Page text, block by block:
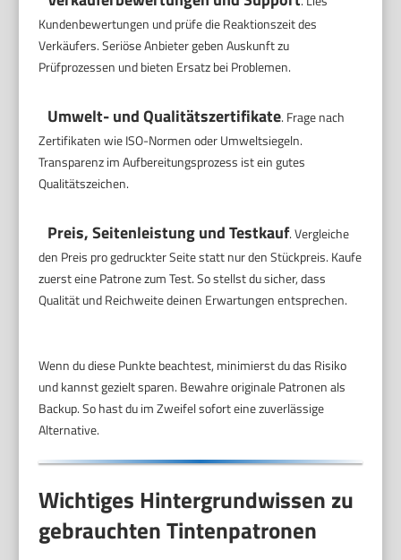
Kundenbewertungen und prüfe die Reaktionszeit des
Verkäufers. Seriöse Anbieter geben Auskunft zu
Prüfprozessen und bieten Ersatz bei Problemen.
Umwelt- und Qualitätszertifikate. Frage nach
Zertifikaten wie ISO-Normen oder Umweltsiegeln.
Transparenz im Aufbereitungsprozess ist ein gutes
Qualitätszeichen.
Preis, Seitenleistung und Testkauf. Vergleiche
den Preis pro gedruckter Seite statt nur den Stückpreis. Kaufe
zuerst eine Patrone zum Test. So stellst du sicher, dass
Qualität und Reichweite deinen Erwartungen entsprechen.
Wenn du diese Punkte beachtest, minimierst du das Risiko
und kannst gezielt sparen. Bewahre originale Patronen als
Backup. So hast du im Zweifel sofort eine zuverlässige
Alternative.
Wichtiges Hintergrundwissen zu
gebrauchten Tintenpatronen